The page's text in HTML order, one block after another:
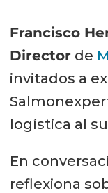
Francisco
Directorde
invitados a
logística al
En
reflexiona